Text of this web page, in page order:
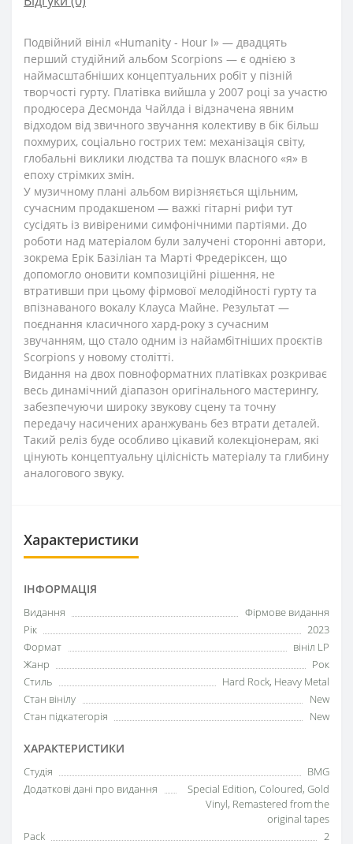
Подвійний вініл «Humanity - Hour I» — двадцять
перший студійний альбом Scorpions — є однією з
наймасштабніших концептуальних робіт у пізній
творчості гурту. Платівка вийшла у 2007 році за участю
продюсера Десмонда Чайлда і відзначена явним
відходом від звичного звучання колективу в бік більш
похмурих, соціально гострих тем: механізація світу,
глобальні виклики людства та пошук власного «я» в
епоху стрімких змін.
У музичному плані альбом вирізняється щільним,
сучасним продакшеном — важкі гітарні рифи тут
сусідять із вивіреними симфонічними партіями. До
роботи над матеріалом були залучені сторонні автори,
зокрема Ерік Базіліан та Марті Фредеріксен, що
допомогло оновити композиційні рішення, не
втративши при цьому фірмової мелодійності гурту та
впізнаваного вокалу Клауса Майне. Результат —
поєднання класичного хард-року з сучасним
звучанням, що стало одним із найамбітніших проєктів
Scorpions у новому столітті.
Видання на двох повноформатних платівках розкриває
весь динамічний діапазон оригінального мастерингу,
забезпечуючи широку звукову сцену та точну
передачу насичених аранжувань без втрати деталей.
Такий реліз буде особливо цікавий колекціонерам, які
цінують концептуальну цілісність матеріалу та глибину
аналогового звуку.
Характеристики
ІНФОРМАЦІЯ
Видання
Фірмове видання
Рік
2023
Формат
вініл LP
Жанр
Рок
Стиль
Hard Rock, Heavy Metal
Стан вінілу
New
Стан підкатегорія
New
ХАРАКТЕРИСТИКИ
Студія
BMG
Додаткові дані про видання
Special Edition, Coloured, Gold
Vinyl, Remastered from the
original tapes
Pack
2